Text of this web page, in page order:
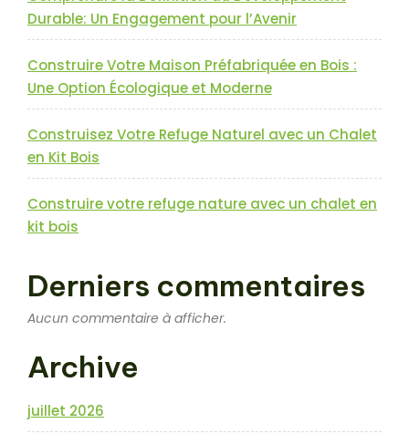
Durable: Un Engagement pour l’Avenir
Construire Votre Maison Préfabriquée en Bois :
Une Option Écologique et Moderne
Construisez Votre Refuge Naturel avec un Chalet
en Kit Bois
Construire votre refuge nature avec un chalet en
kit bois
Derniers commentaires
Aucun commentaire à afficher.
Archive
juillet 2026